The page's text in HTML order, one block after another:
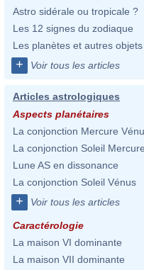
Astro sidérale ou tropicale ?
Les 12 signes du zodiaque
Les planètes et autres objets
+ Voir tous les articles
Articles astrologiques
Aspects planétaires
La conjonction Mercure
La conjonction Soleil Mercure
Lune AS en dissonance
La conjonction Soleil Vénus
+ Voir tous les articles
Caractérologie
La maison VI dominante
La maison VII dominante